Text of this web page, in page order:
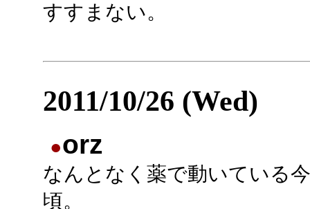
すすまない。
2011/10/26 (Wed)
●orz
なんとなく薬で動いている
頃。